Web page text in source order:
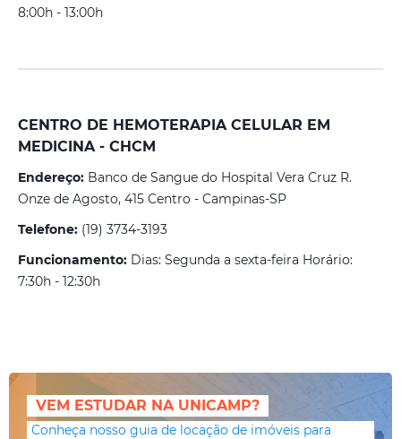
8:00h - 13:00h
CENTRO DE HEMOTERAPIA CELULAR EM
MEDICINA - CHCM
Endereço: Banco de Sangue do Hospital Vera Cruz R.
Onze de Agosto, 415 Centro - Campinas-SP
Telefone: (19) 3734-3193
Funcionamento: Dias: Segunda a sexta-feira Horário:
7:30h - 12:30h
VEM ESTUDAR NA UNICAMP?
Conheça nosso guia de locação de imóveis para